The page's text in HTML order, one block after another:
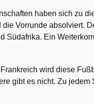
haben sich zu
die Vorrunde absolviert.
Südafrika. Ein
wird diese
gibt es nicht. Zu